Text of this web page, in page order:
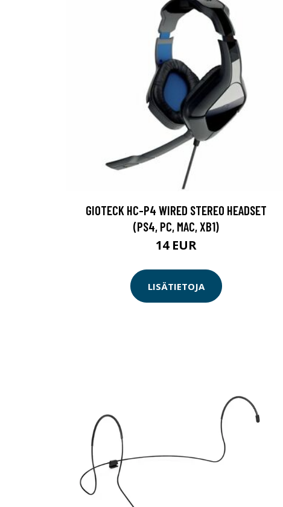
GIOTECK HC-P4 WIRED STEREO HEADSET
(PS4, PC, MAC, XB1)
14 EUR
LISÄTIETOJA